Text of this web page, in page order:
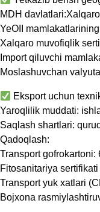
MDH
YeOII
Xalqaro muvofiqlik
Import qiluvchi
Moslashuvchan
Eksport uchun
Yaroqlilik muddati:
Saqlash shartlari:
Qadoqlash:
Transport
Fitosanitariya
Transport yuk xatlari
Bojxona